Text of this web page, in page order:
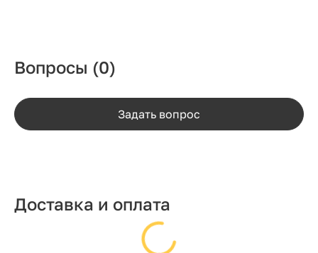
Вопросы (0)
Задать вопрос
Доставка и оплата